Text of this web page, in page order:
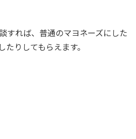
すれば、普通のマヨネーズにした
りしてもらえます。